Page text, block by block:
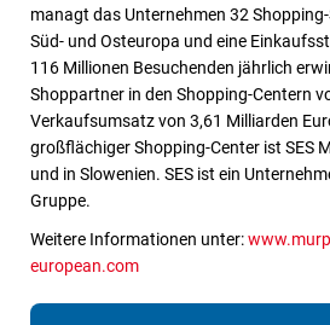
managt das Unternehmen 32
Süd- und Osteuropa und eine
116 Millionen Besuchenden jährlich
Shoppartner in den Shopping-Centern
Verkaufsumsatz von 3,61 Milliarden
großflächiger Shopping-Center ist SES
und in Slowenien. SES ist ein
Gruppe.
Weitere Informationen unter:
european.com